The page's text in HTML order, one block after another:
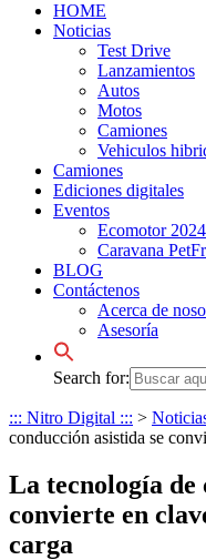
HOME
Noticias
Test Drive
Lanzamientos
Autos
Motos
Camiones
Vehiculos
Camiones
Ediciones digitales
Eventos
Ecomotor 2024
Caravana
BLOG
Contáctenos
Acerca de
Asesoría
Search for:
::: Nitro Digital ::: >
conducción asistida se
La tecnología de
convierte en
carga